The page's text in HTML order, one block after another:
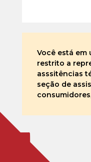
Você está em
restrito a
asssitências
seção de